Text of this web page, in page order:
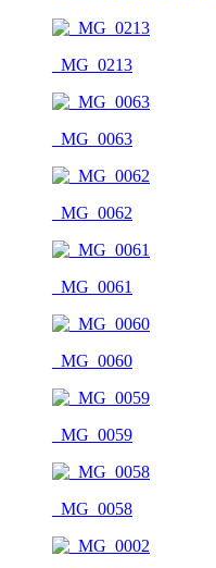
_MG_0213
_MG_0063
_MG_0062
_MG_0061
_MG_0060
_MG_0059
_MG_0058